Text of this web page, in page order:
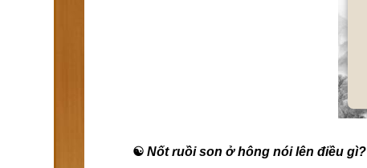
☯ Nốt ruồi son ở hông nói lên điều gì?